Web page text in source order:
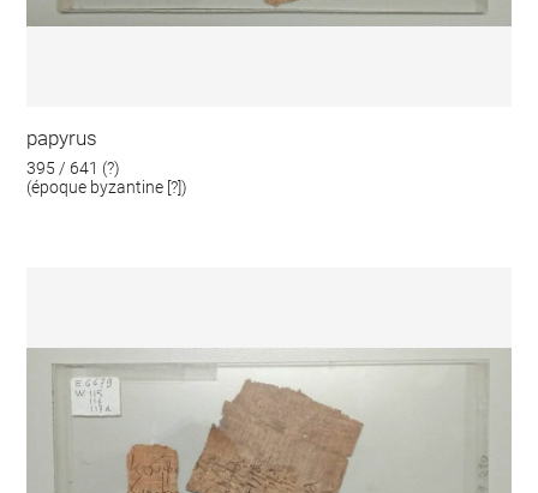
papyrus
395 / 641 (?)
(époque byzantine [?])